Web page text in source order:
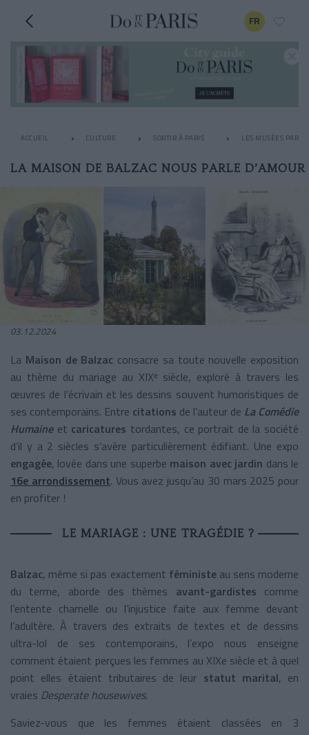
FR
ACCUEIL CULTURE SORTIR À PARIS LES MUSÉES
LA MAISON DE BALZAC NOUS PARLE D’AMOUR
03.12.2024
La Maison de Balzac consacre sa toute nouvelle exposition
au thème du mariage au XIXᵉ siècle, exploré à travers les
œuvres de l’écrivain et les dessins souvent humoristiques de
ses contemporains. Entre citations de l’auteur de La Comédie
Humaineet caricatures tordantes, ce portrait de la société
d’il y a 2 siècles s’avère particulièrement édifiant. Une expo
engagée, lovée dans une superbe maison avec jardin dans le
16e arrondissement. Vous avez jusqu’au 30 mars 2025 pour
en profiter !
LE MARIAGE : UNE TRAGÉDIE ?
Balzac, même si pas exactement féministe au sens moderne
du terme, aborde des thèmes avant-gardistes comme
l’entente charnelle ou l’injustice faite aux femme devant
l’adultère. À travers des extraits de textes et de dessins
ultra-lol de ses contemporains, l’expo nous enseigne
comment étaient perçues les femmes au XIXe siècle et à quel
point elles étaient tributaires de leur statut marital, en
vraies Desperate housewives.
Saviez-vous que les femmes étaient classées en 3